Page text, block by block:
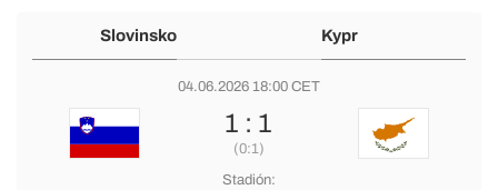
Slovinsko Kypr
04.06.2026 18:00 CET
1 : 1
(0:1)
Stadión: